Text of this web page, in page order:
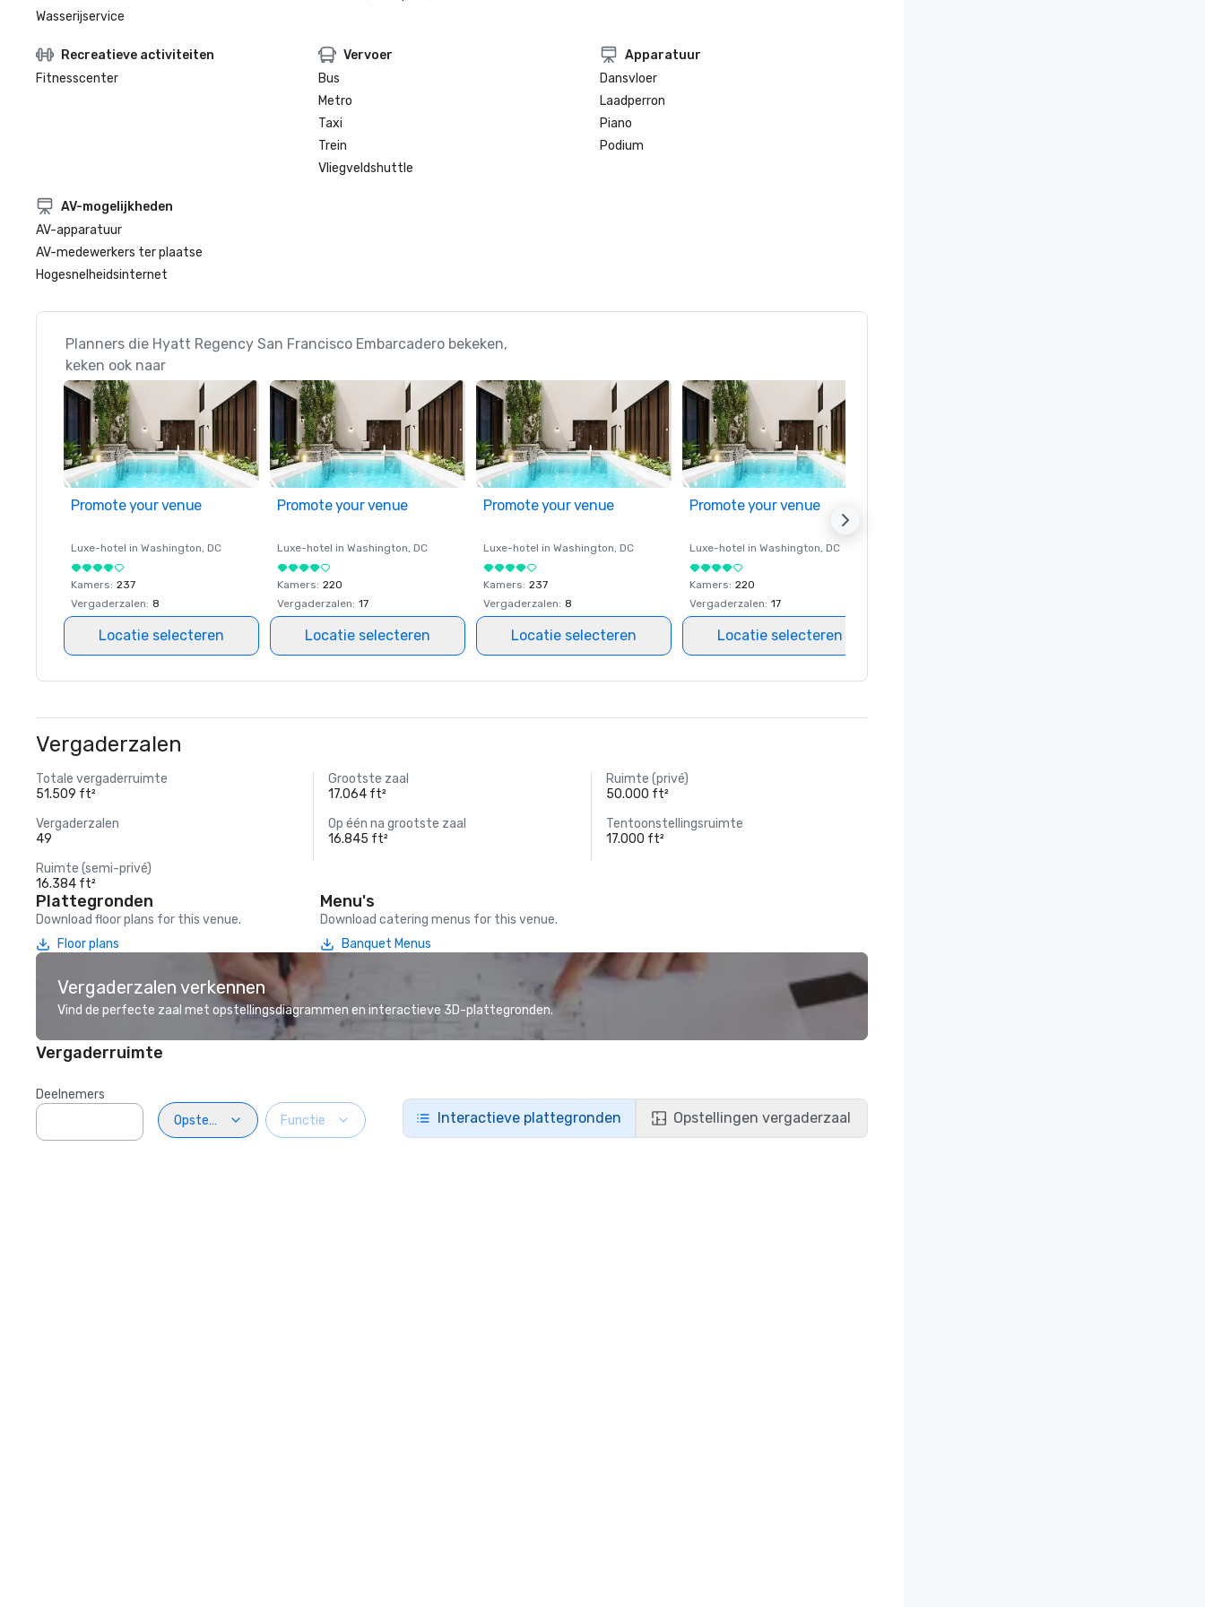
Wasserijservice
Recreatieve activiteiten
Fitnesscenter
Vervoer
Bus
Metro
Taxi
Trein
Vliegveldshuttle
Apparatuur
Dansvloer
Laadperron
Piano
Podium
AV-mogelijkheden
AV-apparatuur
AV-medewerkers ter plaatse
Hogesnelheidsinternet
Planners die Hyatt Regency San Francisco Embarcadero bekeken,
keken ook naar
Promote your venue
Luxe-hotel in Washington, DC
Kamers: 237
Vergaderzalen: 8
Locatie selecteren
Promote your venue
Luxe-hotel in Washington, DC
Kamers: 220
Vergaderzalen: 17
Locatie selecteren
Promote your venue
Luxe-hotel in Washington, DC
Kamers: 237
Vergaderzalen: 8
Locatie selecteren
Promote your venue
Luxe-hotel in Washington, DC
Kamers: 220
Vergaderzalen: 17
Locatie selecteren
Vergaderzalen
Totale vergaderruimte
51.509 ft²
Grootste zaal
17.064 ft²
Ruimte (privé)
50.000 ft²
Vergaderzalen
49
Op één na grootste zaal
16.845 ft²
Tentoonstellingsruimte
17.000 ft²
Ruimte (semi-privé)
16.384 ft²
Plattegronden
Download floor plans for this venue.
Floor plans
Menu's
Download catering menus for this venue.
Banquet Menus
Vergaderzalen verkennen
Vind de perfecte zaal met opstellingsdiagrammen en interactieve 3D-plattegronden.
Vergaderruimte
Deelnemers
Opstelling
Functie Interactieve plattegronden Opstellingen vergaderzaal